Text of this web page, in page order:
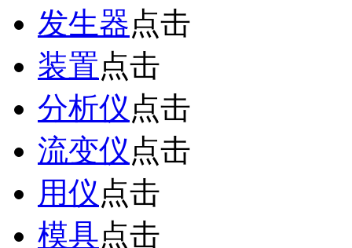
发生器点击
装置点击
分析仪点击
流变仪点击
用仪点击
模具点击